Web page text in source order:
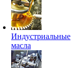
Индустриальные
масла